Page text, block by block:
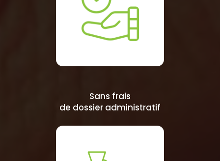
Sans frais
de dossier administratif